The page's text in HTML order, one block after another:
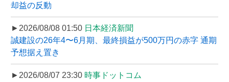
却益の反動
►2026/08/08 01:50 日本経済新聞
誠建設の26年4〜6月期、最終損益が500万円の赤字 通期
予想据え置き
►2026/08/07 23:30 時事ドットコム